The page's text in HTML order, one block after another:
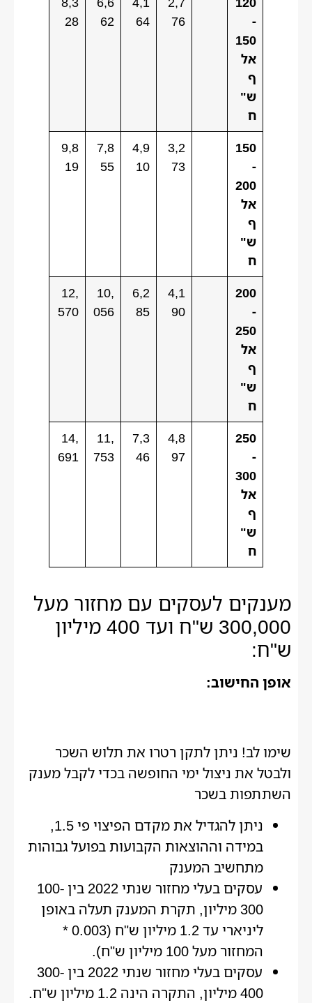
-
150
אל
ף
ש"
ח
76
64
62
28
150
-
200
אל
ף
ש"
ח
3,2
73
4,9
10
7,8
55
9,8
19
200
-
250
אל
ף
ש"
ח
4,1
90
6,2
85
10,
056
12,
570
250
-
300
אל
ף
ש"
ח
4,8
97
7,3
46
11,
753
14,
691
מענקים לעסקים עם מחזור מעל
300,000 ש"ח ועד 400 מיליון
ש"ח:
אופן החישוב:
שימו לב! ניתן לתקן רטרו את תלוש השכר
ולבטל את ניצול ימי החופשה בכדי לקבל מענק
השתתפות בשכר
ניתן להגדיל את מקדם הפיצוי פי 1.5,
במידה וההוצאות הקבועות בפועל גבוהות
מתחשיב המענק
עסקים בעלי מחזור שנתי 2022 בין 100-
300 מיליון, תקרת המענק תעלה באופן
ליניארי עד 1.2 מיליון ש"ח (0.003 *
המחזור מעל 100 מיליון ש"ח).
עסקים בעלי מחזור שנתי 2022 בין 300-
400 מיליון, התקרה הינה 1.2 מיליון ש"ח.